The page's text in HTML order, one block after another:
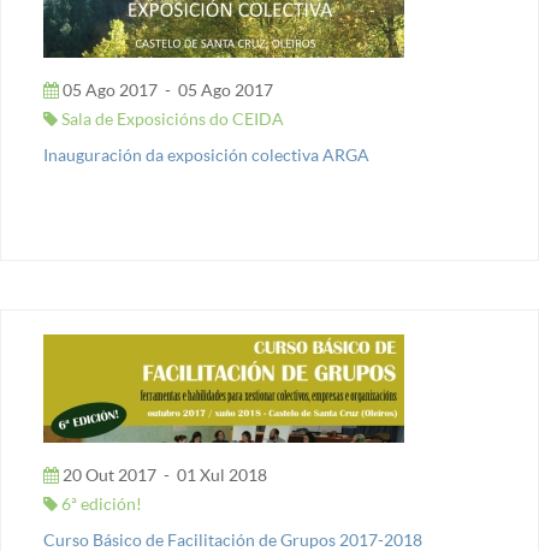
05 Ago 2017 - 05 Ago 2017
Sala de Exposicións do CEIDA
Inauguración da exposición colectiva ARGA
20 Out 2017 - 01 Xul 2018
6ª edición!
Curso Básico de Facilitación de Grupos 2017-2018